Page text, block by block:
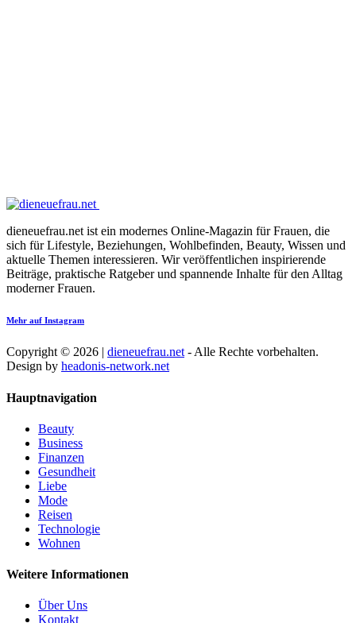
dieneuefrau.net ist ein modernes Online-Magazin für Frauen, die
sich für Lifestyle, Beziehungen, Wohlbefinden, Beauty, Wissen und
aktuelle Themen interessieren. Wir veröffentlichen inspirierende
Beiträge, praktische Ratgeber und spannende Inhalte für den Alltag
moderner Frauen.
Mehr auf Instagram
Copyright © 2026 | dieneuefrau.net - Alle Rechte vorbehalten.
Design by headonis-network.net
Hauptnavigation
Beauty
Business
Finanzen
Gesundheit
Liebe
Mode
Reisen
Technologie
Wohnen
Weitere Informationen
Über Uns
Kontakt